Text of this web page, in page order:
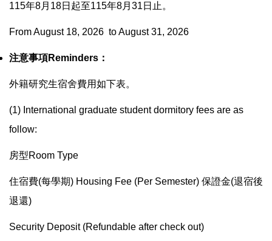
115年8月 18日起至115年8月 31 日止。
From August 18, 2026 to August 31, 2026
注意事項Reminders ：
外籍研究生宿舍費用如下表。
(1) International graduate student dormitory fees are as
follow:
房型Room Type
住宿費(每學期) Housing Fee (Per Semester) 保證金(退宿後
退還)
Security Deposit (Refundable after check out)